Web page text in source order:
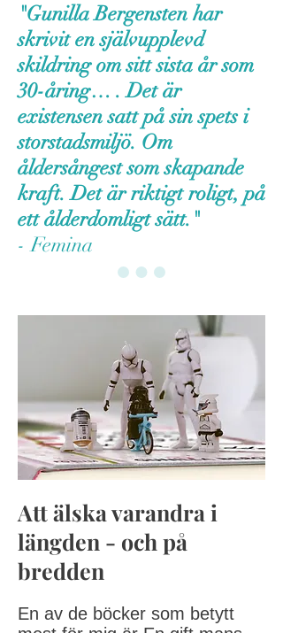
Att älska varandra i
längden - och på
bredden
En av de böcker som betytt
"Gunilla Bergensten har
skrivit en självupplevd
skildring om sitt sista år som
30-åring… . Det är
existensen satt på sin spets i
storstadsmiljö. Om
åldersångest som skapande
kraft. Det är riktigt roligt, på
ett ålderdomligt sätt."
- Femina